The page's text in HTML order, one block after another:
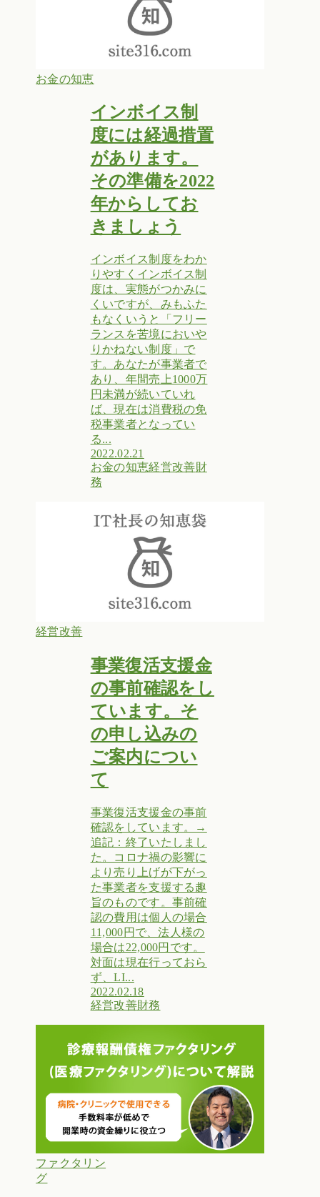
お金の知恵
インボイス制
度には経過措置
があります。
その準備を2022
年からしてお
きましょう
インボイス制度をわか
りやすくインボイス制
度は、実態がつかみに
くいですが、みもふた
もなくいうと「フリー
ランスを苦境においや
りかねない制度」で
す。あなたが事業者で
あり、年間売上1000万
円未満が続いていれ
ば、現在は消費税の免
税事業者となってい
る...
2022.02.21
お金の知恵経営改善財
務
経営改善
事業復活支援金
の事前確認をし
ています。そ
の申し込みの
ご案内につい
て
事業復活支援金の事前
確認をしています。→
追記：終了いたしまし
た。コロナ禍の影響に
より売り上げが下がっ
た事業者を支援する趣
旨のものです。事前確
認の費用は個人の場合
11,000円で、法人様の
場合は22,000円です。
対面は現在行っておら
ず、LI...
2022.02.18
経営改善財務
ファクタリン
グ